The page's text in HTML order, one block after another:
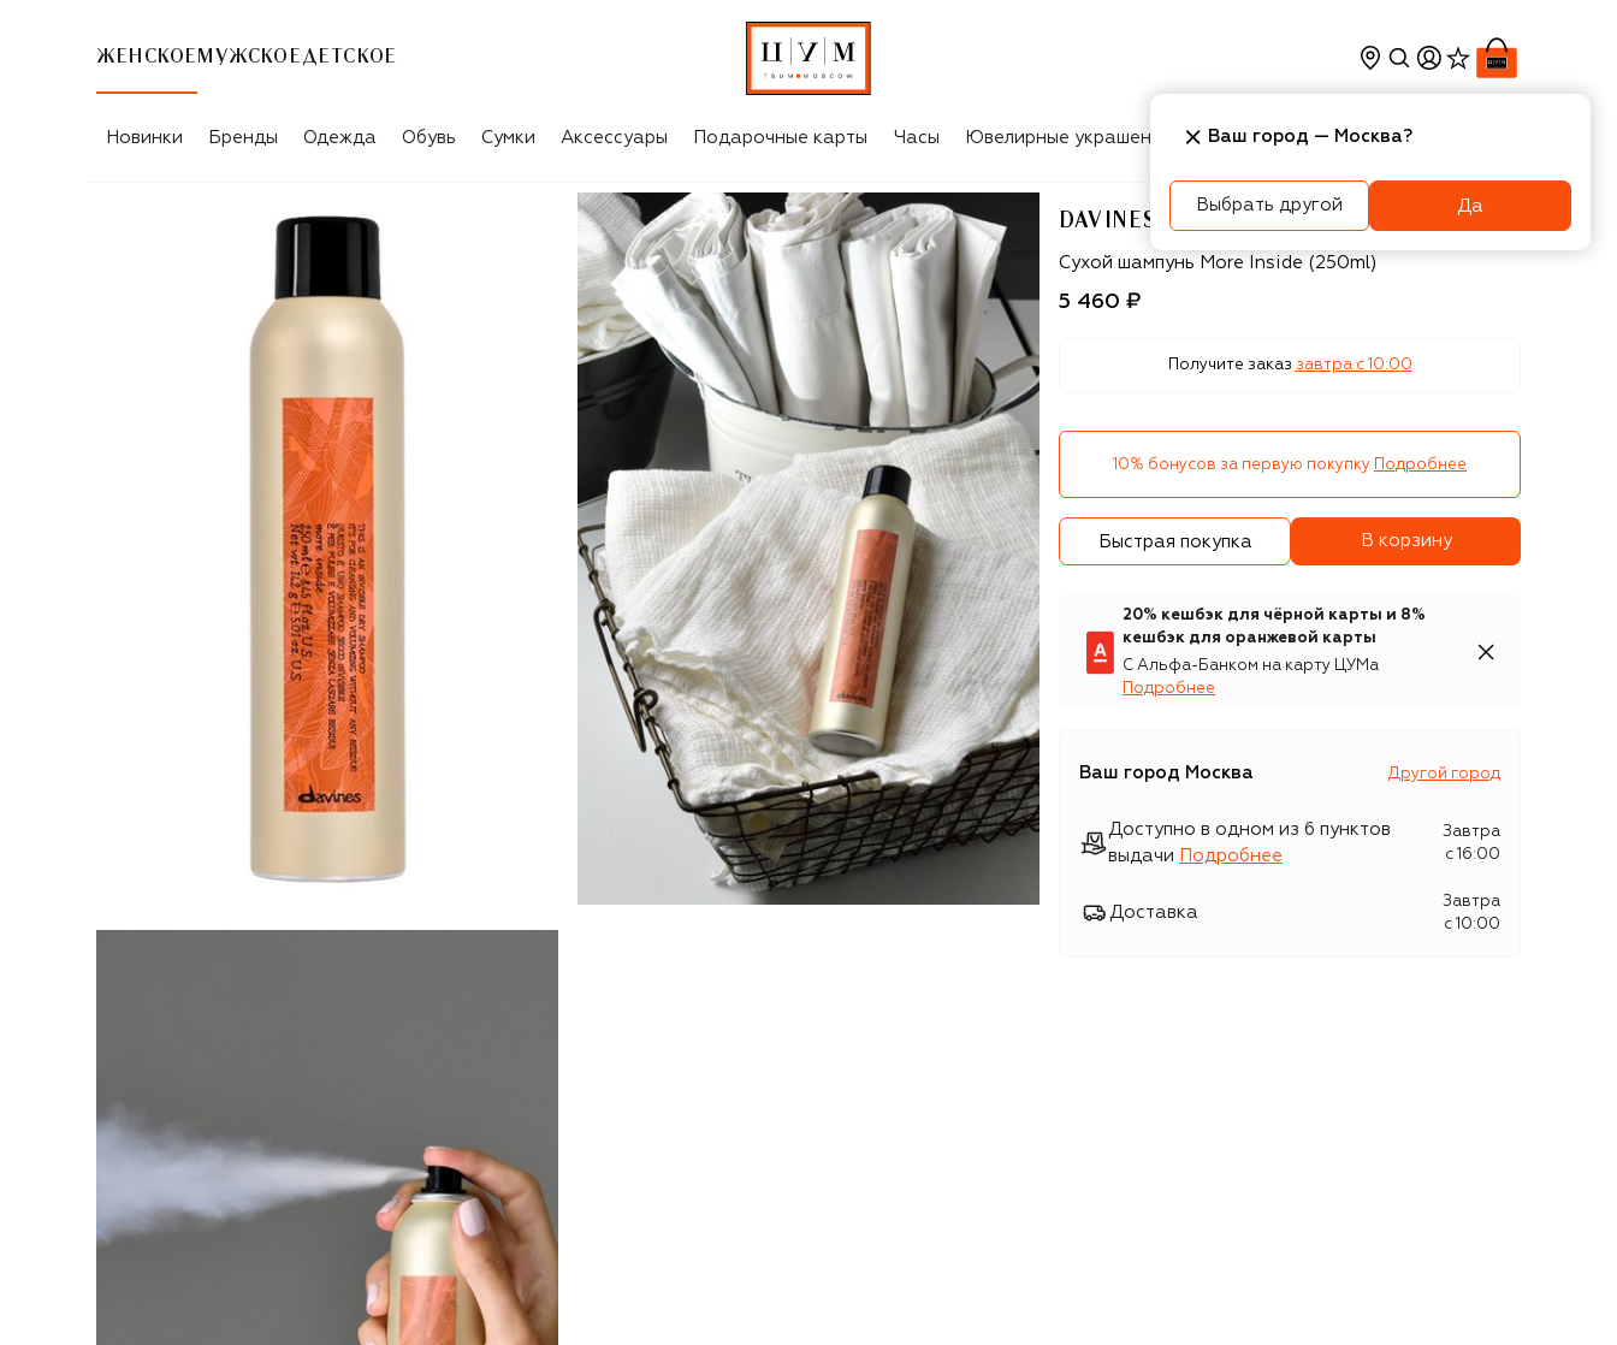
ЖЕНСКОЕ МУЖСКОЕ ДЕТСКОЕ
Новинки Бренды Одежда Обувь Сумки Аксессуары Подарочные карты Часы Ювелирные украшения Косметика Интерьер
DAVINES
Davines
Сухой шампунь More Inside (250ml)
5 460 ₽
Получите заказ завтра c 10:00
10% бонусов за первую покупку Подробнее
Быстрая покупка В корзину
20% кешбэк для чёрной карты и 8%
кешбэк для оранжевой карты
С Альфа-Банком на карту ЦУМа
Подробнее
Ваш город Москва Другой город
Доступно в одном из 6 пунктов
выдачи
Подробнее
Завтра
c 16:00
Доставка
Завтра
c 10:00
Ваш город — Москва?
Выбрать другой Да